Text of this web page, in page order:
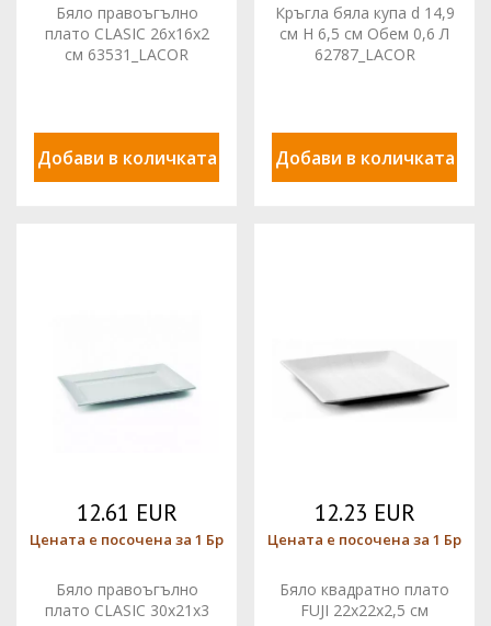
Бяло правоъгълно
плато CLASIC 26x16x2
см 63531_LACOR
Добави в количката
Кръгла бяла купа d 14,9
см H 6,5 см Обем 0,6 Л
62787_LACOR
Добави в количката
12.61 EUR
Цената е посочена за 1 Бр
Бяло правоъгълно
плато CLASIC 30x21x3
12.23 EUR
Цената е посочена за 1 Бр
Бяло квадратно плато
FUJI 22x22x2,5 см